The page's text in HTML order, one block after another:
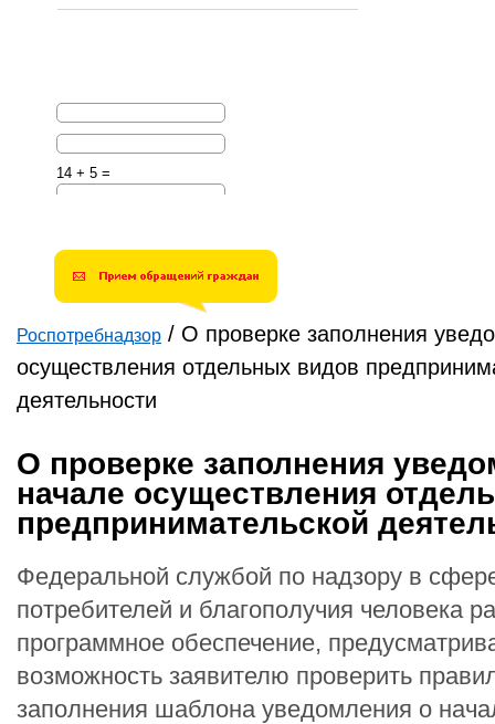
14 + 5 =
Роспотребнадзор / О проверке заполнения
осуществления отдельных видов
деятельности
О проверке заполнения
начале осуществления
предпринимательской
Федеральной службой по надзору в
потребителей и благополучия человека
программное обеспечение,
возможность заявителю проверить
заполнения шаблона уведомления о